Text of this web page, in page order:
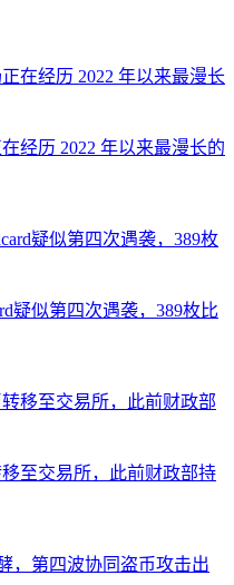
经历 2022 年以来最漫长的
疑似第四次遇袭，389枚比
至交易所，此前财政部持